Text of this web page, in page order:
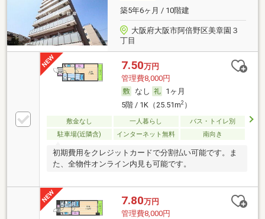
築5年6ヶ月 / 10階建
大阪府大阪市阿倍野区美章園３
丁目
7.50万円
管理費8,000円
なし
1ヶ月
5階 / 1K（25.51m2）
敷金なし 一人暮らし
バス・トイレ別
駐車場(近隣含)
インターネット無料 南向き
初期費用をクレジットカードで分割払い可能です。ま
た、全物件オンライン内見も可能です。
7.80万円
管理費8,000円